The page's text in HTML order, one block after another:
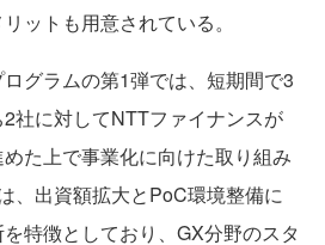
ットも用意されている。
グラムの第1弾では、短期間で3
社に対してNTTファイナンスが
た上で事業化に向けた取り組み
、出資額拡大とPoC環境整備に
特徴としており、GX分野のスタ